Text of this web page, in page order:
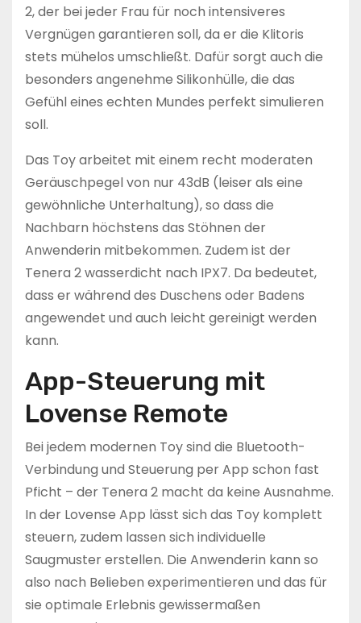
2, der bei jeder Frau für noch intensiveres
Vergnügen garantieren soll, da er die Klitoris
stets mühelos umschließt. Dafür sorgt auch die
besonders angenehme Silikonhülle, die das
Gefühl eines echten Mundes perfekt simulieren
soll.
Das Toy arbeitet mit einem recht moderaten
Geräuschpegel von nur 43dB (leiser als eine
gewöhnliche Unterhaltung), so dass die
Nachbarn höchstens das Stöhnen der
Anwenderin mitbekommen. Zudem ist der
Tenera 2 wasserdicht nach IPX7. Da bedeutet,
dass er während des Duschens oder Badens
angewendet und auch leicht gereinigt werden
kann.
App-Steuerung mit
Lovense Remote
Bei jedem modernen Toy sind die Bluetooth-
Verbindung und Steuerung per App schon fast
Pficht – der Tenera 2 macht da keine Ausnahme.
In der Lovense App lässt sich das Toy komplett
steuern, zudem lassen sich individuelle
Saugmuster erstellen. Die Anwenderin kann so
also nach Belieben experimentieren und das für
sie optimale Erlebnis gewissermaßen